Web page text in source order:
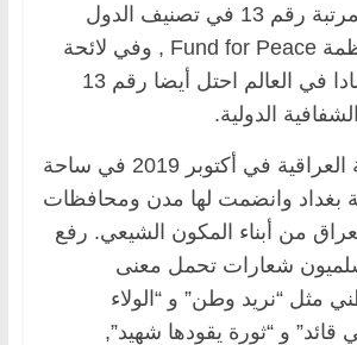
*يحتل العراق المرتبة رقم 13 في تصنيف الدول
الهشة طبقا لمنظمة Fund for Peace , وفي لائحة
الدول الأكثر فسادا في العالم احتل أيضا رقم 13
الدولية.
* بدأت الانتفاضة العراقية في أكتوبر 2019 في ساحة
بغداد وانضمت لها مدن ومحافظات
من أبناء المكون الشيعي. رفع
شعارات تحمل معنى
مثل “نريد وطن” و “الولاء
قائد” و “ثورة يقودها شهيد”,